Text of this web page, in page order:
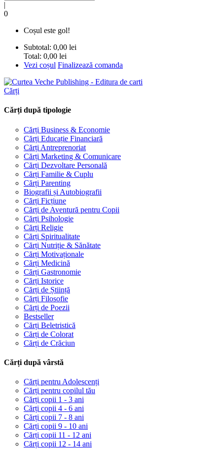
|
0
Coșul este gol!
Subtotal: 0,00 lei
Total: 0,00 lei
Vezi coșul Finalizează comanda
Cărți
Cărți după tipologie
Cărți Business & Economie
Cărți Educație Financiară
Cărți Antreprenoriat
Cărți Marketing & Comunicare
Cărți Dezvoltare Personală
Cărți Familie & Cuplu
Cărți Parenting
Biografii și Autobiografii
Cărți Ficțiune
Cărți de Aventură pentru Copii
Cărți Psihologie
Cărți Religie
Cărți Spiritualitate
Cărți Nutriție & Sănătate
Cărți Motivaționale
Cărți Medicină
Cărți Gastronomie
Cărți Istorice
Cărți de Știință
Cărți Filosofie
Cărți de Poezii
Bestseller
Cărți Beletristică
Cărți de Colorat
Cărți de Crăciun
Cărți după vârstă
Cărți pentru Adolescenți
Cărți pentru copilul tău
Cărți copii 1 - 3 ani
Cărți copii 4 - 6 ani
Cărți copii 7 - 8 ani
Cărți copii 9 - 10 ani
Cărți copii 11 - 12 ani
Cărți copii 12 - 14 ani